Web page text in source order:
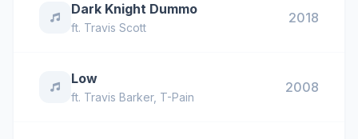
Dark Knight Dummo
ft. Travis Scott
2018
Low
ft. Travis Barker, T-Pain
2008